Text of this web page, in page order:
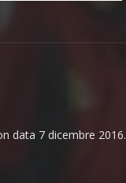
data 7 dicembre 2016.